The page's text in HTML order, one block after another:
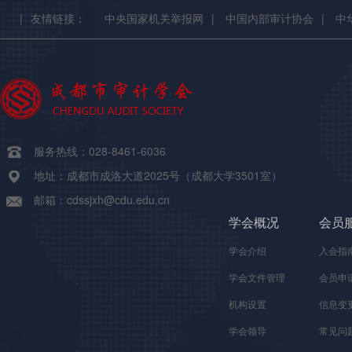
| 友情链接： 中央国家机关举报网 | 中国内部审计协会 | 中
服务热线：028-8461-6036
地址：成都市成洛大道2025号（成都大学3501室）
邮箱：cdssjxh@cdu.edu.cn
学会概况
学会介绍
学会文件管理
机构设置
学会领导
会员
入会指
会员申
信息变
常见问